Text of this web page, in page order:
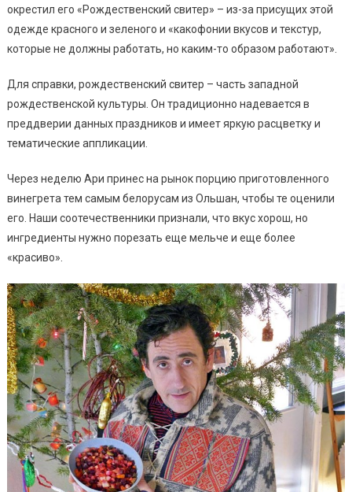
окрестил его «Рождественский свитер» – из-за присущих этой
одежде красного и зеленого и «какофонии вкусов и текстур,
которые не должны работать, но каким-то образом работают».
Для справки, рождественский свитер – часть западной
рождественской культуры. Он традиционно надевается в
преддверии данных праздников и имеет яркую расцветку и
тематические аппликации.
Через неделю Ари принес на рынок порцию приготовленного
винегрета тем самым белорусам из Ольшан, чтобы те оценили
его. Наши соотечественники признали, что вкус хорош, но
ингредиенты нужно порезать еще мельче и еще более
«красиво».